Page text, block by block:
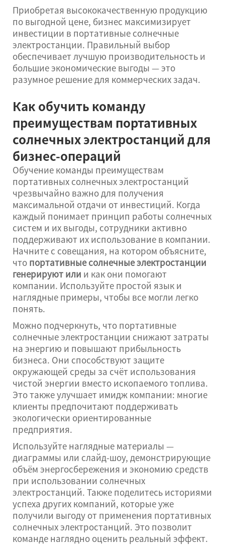
Приобретая высококачественную продукцию
по выгодной цене, бизнес максимизирует
инвестиции в портативные солнечные
электростанции. Правильный выбор
обеспечивает лучшую производительность и
большие экономические выгоды — это
разумное решение для коммерческих задач.
Как обучить команду
преимуществам портативных
солнечных электростанций для
бизнес-операций
Обучение команды преимуществам
портативных солнечных электростанций
чрезвычайно важно для получения
максимальной отдачи от инвестиций. Когда
каждый понимает принцип работы солнечных
систем и их выгоды, сотрудники активно
поддерживают их использование в компании.
Начните с совещания, на котором объясните,
что портативные солнечные электростанции
генерируют или и как они помогают
компании. Используйте простой язык и
наглядные примеры, чтобы все могли легко
понять.
Можно подчеркнуть, что портативные
солнечные электростанции снижают затраты
на энергию и повышают прибыльность
бизнеса. Они способствуют защите
окружающей среды за счёт использования
чистой энергии вместо ископаемого топлива.
Это также улучшает имидж компании: многие
клиенты предпочитают поддерживать
экологически ориентированные
предприятия.
Используйте наглядные материалы —
диаграммы или слайд-шоу, демонстрирующие
объём энергосбережения и экономию средств
при использовании солнечных
электростанций. Также поделитесь историями
успеха других компаний, которые уже
получили выгоду от применения портативных
солнечных электростанций. Это позволит
команде наглядно оценить реальный эффект.